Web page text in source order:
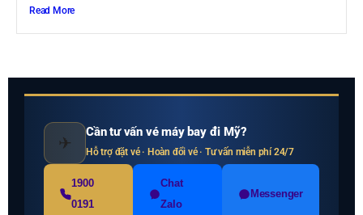
Read More
✈
Cần tư vấn vé máy bay đi Mỹ?
Hỗ trợ đặt vé · Hoàn đổi vé · Tư vấn miễn phí 24/7
1900
0191
Chat
Zalo
Messenger